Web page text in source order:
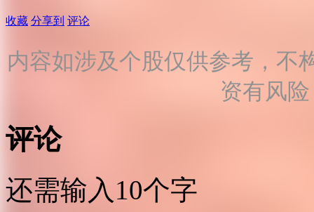
收藏 分享到 评论
内容如涉及个股仅供参考，不
资有风
评论
还需输入10个字